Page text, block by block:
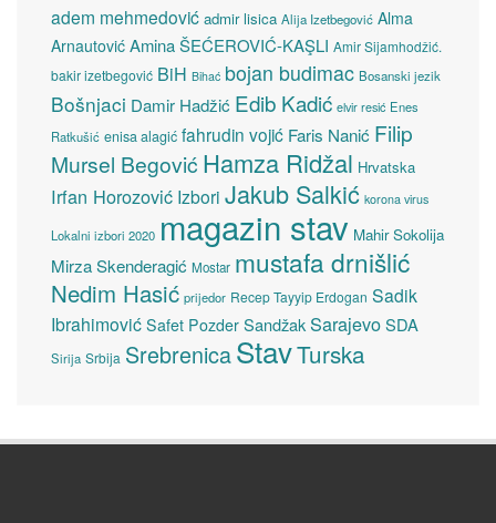
adem mehmedović admir lisica Alija Izetbegović Alma
Arnautović Amina ŠEĆEROVIĆ-KAŞLI Amir Sijamhodžić.
bakir izetbegović BiH Bihać bojan budimac Bosanski jezik
Bošnjaci Damir Hadžić Edib Kadić elvir resić Enes
Ratkušić enisa alagić fahrudin vojić Faris Nanić Filip
Mursel Begović Hamza Ridžal Hrvatska
Irfan Horozović Izbori Jakub Salkić korona virus
Lokalni izbori 2020 magazin stav Mahir Sokolija
Mirza Skenderagić Mostar mustafa drnišlić
Nedim Hasić prijedor Recep Tayyip Erdogan Sadik
Ibrahimović Safet Pozder SandžakSarajevoSDA
Sirija Srbija SrebrenicaStavTurska